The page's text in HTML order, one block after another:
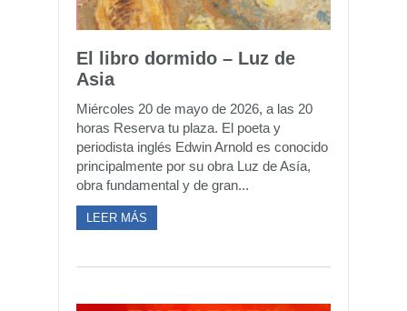
El libro dormido – Luz de
Asia
Miércoles 20 de mayo de 2026, a las 20
horas Reserva tu plaza. El poeta y
periodista inglés Edwin Arnold es conocido
principalmente por su obra Luz de Asía,
obra fundamental y de gran...
LEER MÁS